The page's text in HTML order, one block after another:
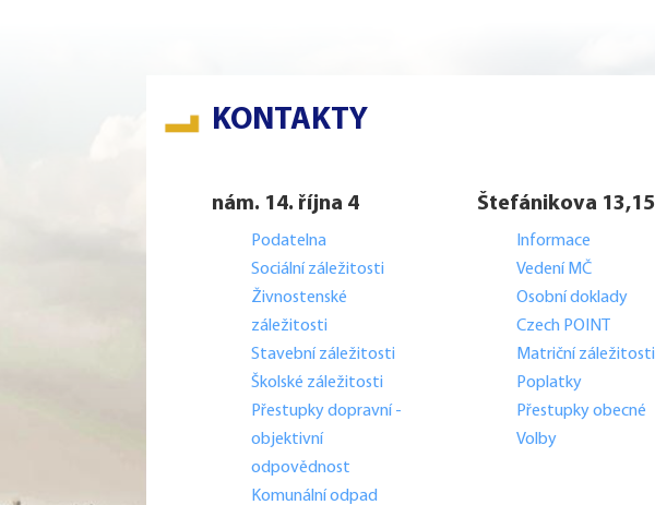
KONTAKTY
nám. 14. října 4
Podatelna
Sociální záležitosti
Živnostenské
záležitosti
Stavební záležitosti
Školské záležitosti
Přestupky dopravní -
objektivní
odpovědnost
Komunální odpad
Štefánikova 13,15
Informace
Vedení MČ
Osobní doklady
Czech POINT
Matriční záležitosti
Poplatky
Přestupky obecné
Volby